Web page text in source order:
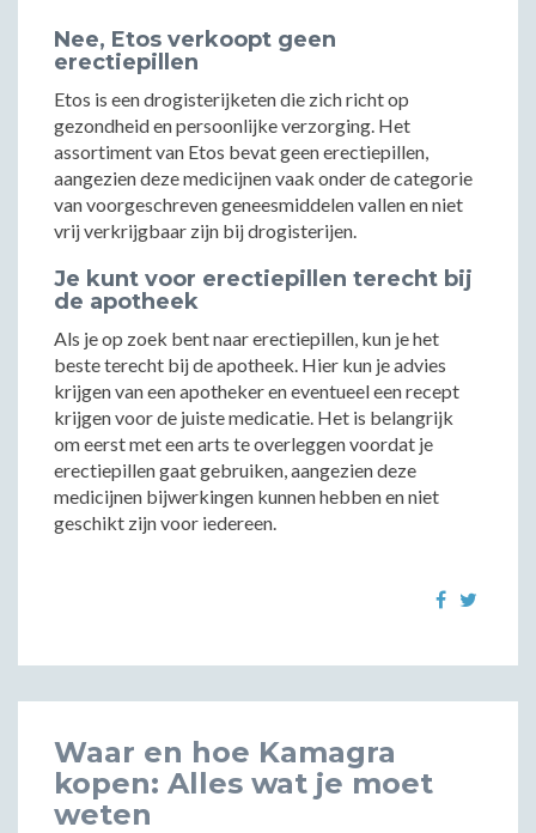
Nee, Etos verkoopt geen
erectiepillen
Etos is een drogisterijketen die zich richt op
gezondheid en persoonlijke verzorging. Het
assortiment van Etos bevat geen erectiepillen,
aangezien deze medicijnen vaak onder de categorie
van voorgeschreven geneesmiddelen vallen en niet
vrij verkrijgbaar zijn bij drogisterijen.
Je kunt voor erectiepillen terecht bij
de apotheek
Als je op zoek bent naar erectiepillen, kun je het
beste terecht bij de apotheek. Hier kun je advies
krijgen van een apotheker en eventueel een recept
krijgen voor de juiste medicatie. Het is belangrijk
om eerst met een arts te overleggen voordat je
erectiepillen gaat gebruiken, aangezien deze
medicijnen bijwerkingen kunnen hebben en niet
geschikt zijn voor iedereen.
Waar en hoe Kamagra
kopen: Alles wat je moet
weten